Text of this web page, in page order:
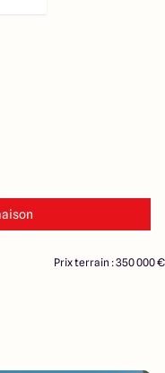
Prix terrain : 350 000 €